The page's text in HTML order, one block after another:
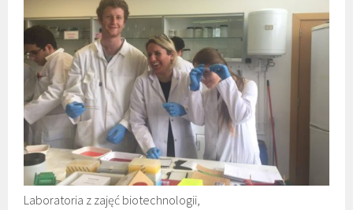
Laboratoria z zajęć biotechnologii,